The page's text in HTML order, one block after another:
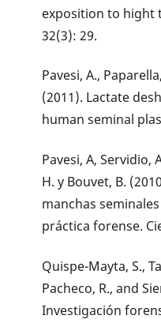
exposition to hight
32(3): 29.
Pavesi, A.,
(2011). Lactate
human seminal
Pavesi, A, Servidio,
H. y Bouvet, B.
manchas
práctica forense.
Quispe-Mayta, S.,
Pacheco, R., and
Investigación